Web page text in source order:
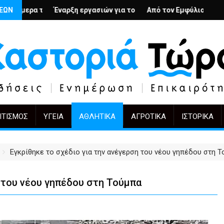
– Ο Άρμιν Βέγκνερ απέναντι στη λήθη
εργασιών για το Κέντρο Ημέρας Ολικής Φροντίδας στην Καστοριά
Από τον Εμφύλιο στην Πόλωση: το ίδιο
KIFF 51: Η εικόνα
ΥΓΕΊΑ ΑΘΛΗΤΙΚΆ ΑΓΡΟΤΙΚΆ ΙΣΤΟΡΙΚΆ
Εγκρίθηκε το σχέδιο για την ανέγερση του νέου γηπέδου στη
νέου γηπέδου στη Τούμπα